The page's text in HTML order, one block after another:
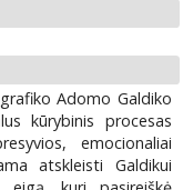
Adomo Galdiko
kūrybinis procesas
emocionaliai
atskleisti Galdikui